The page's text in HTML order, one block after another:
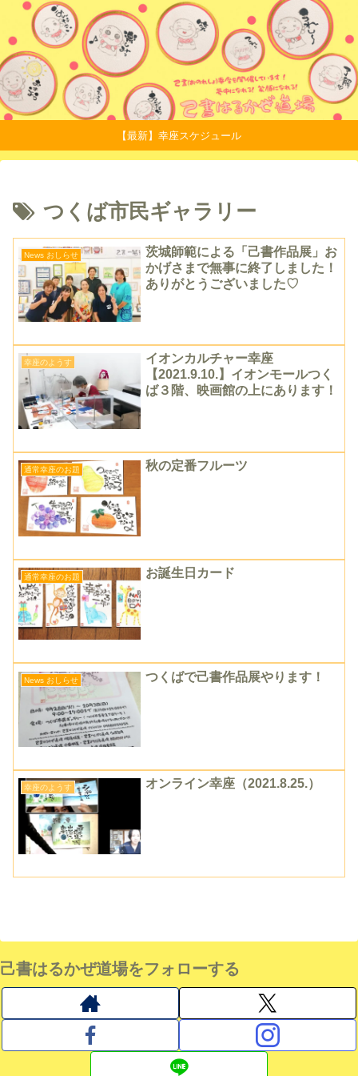
【最新】幸座スケジュール
つくば市民ギャラリー
News おしらせ
茨城師範による「己書作品展」お
かげさまで無事に終了しました！
ありがとうございました♡
幸座のようす
イオンカルチャー幸座
【2021.9.10.】イオンモールつく
ば３階、映画館の上にあります！
通常幸座のお題 秋の定番フルーツ
通常幸座のお題 お誕生日カード
News おしらせ つくばで己書作品展やります！
幸座のようす オンライン幸座（2021.8.25.）
己書はるかぜ道場をフォローする